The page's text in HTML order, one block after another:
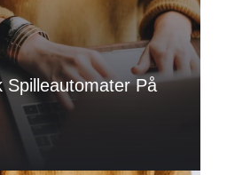
Spilleautomater På